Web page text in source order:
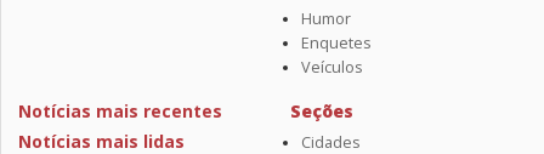
Humor
Enquetes
Veículos
Notícias mais recentes
Notícias mais lidas
Seções
Cidades